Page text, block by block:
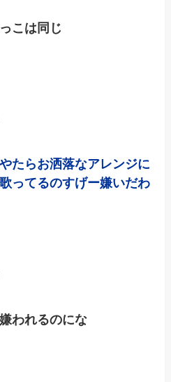
こは同じ
たらお洒落なアレンジに
ってるのすげー嫌いだわ
われるのにな